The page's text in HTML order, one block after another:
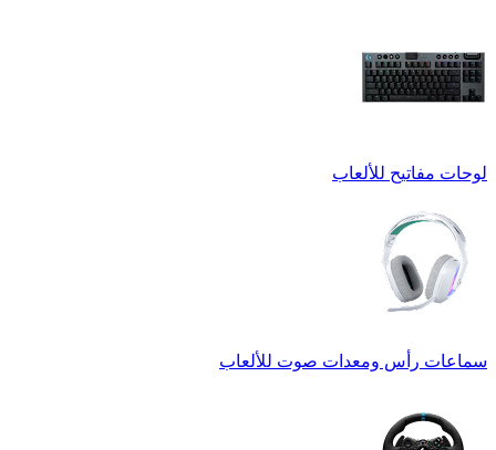
لوحات مفاتيح للألعاب
سماعات رأس ومعدات صوت للألعاب